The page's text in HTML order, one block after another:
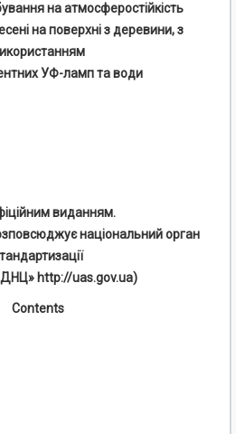
на атмосферостійкість
на поверхні з деревини, з
УФ-ламп та води
виданням.
національний орган
http://uas.gov.ua)
Contents